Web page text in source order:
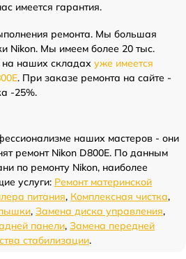
имеется гарантия.
ремонта. Мы большая
Nikon. Мы имеем более 20 тыс.
на наших складах уже имеется
. При заказе ремонта на сайте -
-25%.
наших мастеров - они
ремонт Nikon D800E. По данным
по ремонту Nikon, наиболее
услуги: Ремонт материнской
питания, Комплексная чистка,
, Замена диска управления,
панели, Замена передней
стабилизации.